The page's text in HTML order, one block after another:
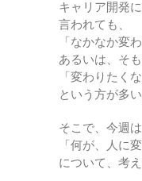
キャリア開発
言われても、
「なかなか変
あるいは、そ
「変わりたく
という方が多
そこで、今週は
「何が、人に
について、考